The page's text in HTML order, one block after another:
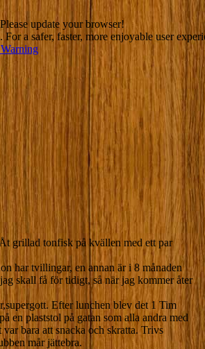
update your browser!
a safer, faster, more enjoyable user
grillad tonfisk på kvällen med ett par
har tvillingar, en annan är i 8 månaden
skall få för tidigt, så när jag kommer åter
Efter lunchen blev det 1 Tim
en plaststol på gatan som alla andra med
bara att snacka och skratta. Trivs
mår jättebra.